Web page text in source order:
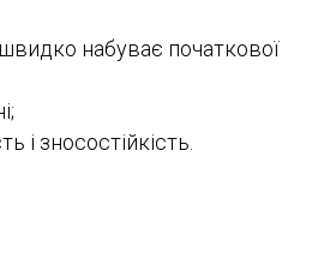
набуває початкової
і зносостійкість.